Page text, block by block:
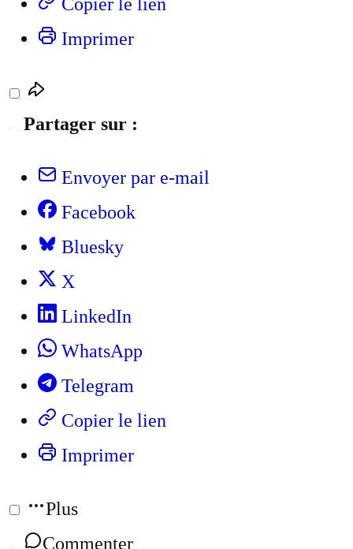
Copier le lien
Imprimer
Partager sur :
Envoyer par e-mail
Facebook
Bluesky
X
LinkedIn
WhatsApp
Telegram
Copier le lien
Imprimer
Plus
Commenter